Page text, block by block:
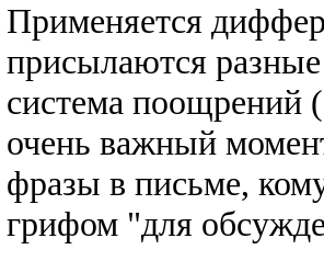
Применяется
присылаются
система поощрений
очень важный
фразы в письме,
грифом "для